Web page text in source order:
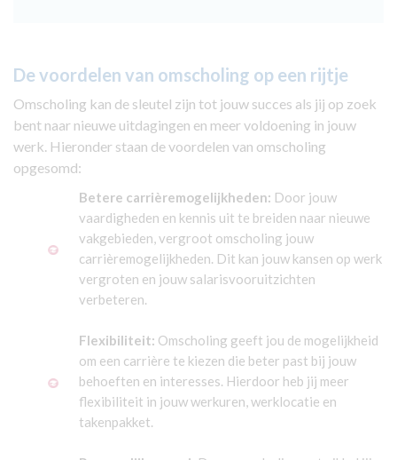
De voordelen van omscholing op een rijtje
Omscholing kan de sleutel zijn tot jouw succes als jij op zoek
bent naar nieuwe uitdagingen en meer voldoening in jouw
werk. Hieronder staan de voordelen van omscholing
opgesomd:
Betere carrièremogelijkheden: Door jouw
vaardigheden en kennis uit te breiden naar nieuwe
vakgebieden, vergroot omscholing jouw
carrièremogelijkheden. Dit kan jouw kansen op werk
vergroten en jouw salarisvooruitzichten
verbeteren.
Flexibiliteit: Omscholing geeft jou de mogelijkheid
om een carrière te kiezen die beter past bij jouw
behoeften en interesses. Hierdoor heb jij meer
flexibiliteit in jouw werkuren, werklocatie en
takenpakket.